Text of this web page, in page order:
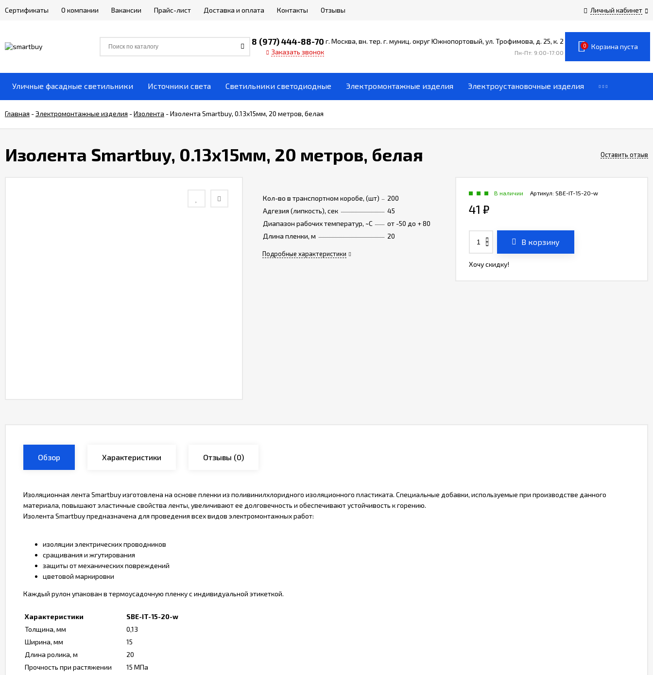
Личный кабинет
Сертификаты О компании Вакансии Прайс-лист Доставка и оплата Контакты Отзывы
8 (977) 444-88-70
Заказать звонок
г. Москва, вн. тер. г. муниц. округ Южнопортовый, ул. Трофимова, д. 25, к. 2
Пн-Пт: 9:00-17:00
0 Корзина пуста
Уличные фасадные светильники Источники света Светильники светодиодные Электромонтажные изделия Электроустановочные изделия
Главная -Электромонтажные изделия -Изолента -Изолента Smartbuy, 0.13х15мм, 20 метров, белая
Изолента Smartbuy, 0.13х15мм, 20 метров, белая Оставить отзыв
Кол-во в транспортном коробе, (шт)
200
Адгезия (липкость), сек
45
Диапазон рабочих температур, ~C
от -50 до + 80
Длина пленки, м
20
Подробные характеристики
Артикул: SBE-IT-15-20-w
В наличии
41 ₽
В корзину
Хочу скидку!
Обзор Характеристики Отзывы (0)
Изоляционная лента Smartbuy изготовлена на основе пленки из поливинилхлоридного изоляционного пластиката. Специальные добавки, используемые при производстве данного
материала, повышают эластичные свойства ленты, увеличивают ее долговечность и обеспечивают устойчивость к горению.
Изолента Smartbuy предназначена для проведения всех видов электромонтажных работ:
изоляции электрических проводников
сращивания и жгутирования
защиты от механических повреждений
цветовой маркировки
Каждый рулон упакован в термоусадочную пленку с индивидуальной этикеткой.
Характеристики
SBE-IT-15-20-w
Толщина, мм
0,13
Ширина, мм
15
Длина ролика, м
20
Прочность при растяжении
15 МПа